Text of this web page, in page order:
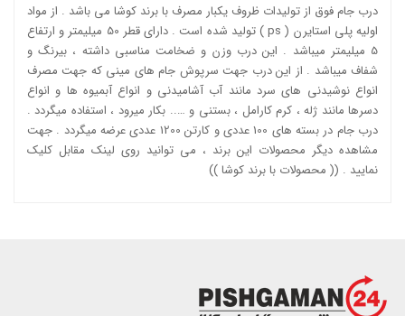
درب جام فوق از تولیدات ظروف یکبار مصرف با برند کوشا می باشد . از مواد
اولیه پلی استایرن ( ps ) تولید شده است . دارای قطر 50 میلیمتر و ارتفاع
5 میلیمتر میباشد . این درب وزن و ضخامت مناسبی داشته ، بیرنگ و
شفاف میباشد . از این درب جهت سرپوش جام های مینی که جهت مصرف
انواع نوشیدنی های سرد مانند آب آشامیدنی و انواع آبمیوه ها و انواع
دسرها مانند ژله ، کرم کارامل ، بستنی و ….. بکار میرود ، استفاده میگردد .
درب جام در بسته های 100 عددی و کارتن 1200 عددی عرضه میگردد . جهت
مشاهده دیگر محصولات این برند ، می توانید روی لینک مقابل کلیک
نمایید . (( محصولات با برند کوشا))